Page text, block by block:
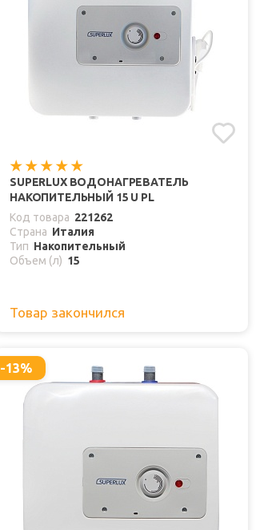
SUPERLUX ВОДОНАГРЕВАТЕЛЬ
НАКОПИТЕЛЬНЫЙ 15 U PL
Код товара 221262
Страна Италия
Тип Накопительный
Объем (л) 15
Товар закончился
-13%